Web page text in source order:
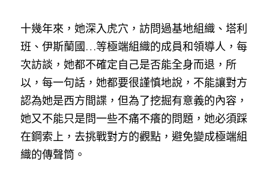
搜索
十幾年來，她深入虎穴，訪問過基地組織、塔利
班、伊斯蘭國…等極端組織的成員和領導人，每
次訪談，她都不確定自己是否能全身而退，所
以，每一句話，她都要很謹慎地說，不能讓對方
認為她是西方間諜，但為了挖掘有意義的內容，
她又不能只是問一些不痛不癢的問題，她必須踩
在鋼索上，去挑戰對方的觀點，避免變成極端組
織的傳聲筒。